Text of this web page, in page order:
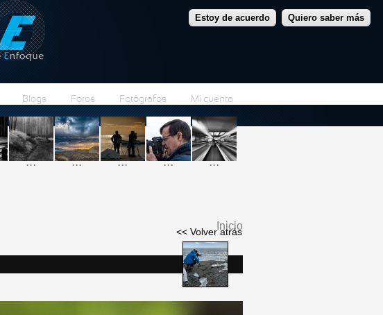
Estoy de acuerdo Quiero saber más
Blogs Foros Fotógrafos Mi cuenta
... ... ... ... ...
Se encuentra usted
aquí
Inicio
<< Volver atrás